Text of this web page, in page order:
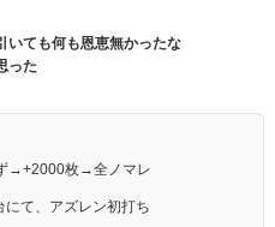
いても何も恩恵無かったな
った
→+2000枚→全ノマレ
て、アズレン初打ち